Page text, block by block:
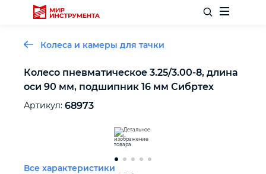
Отделочный инструмент
Столярный инструмент
Колеса и камеры для тачки
Колесо пневматическое 3.25/3.00-8, длина
оси 90 мм, подшипник 16 мм Сибртех
Артикул: 68973
Все характеристики